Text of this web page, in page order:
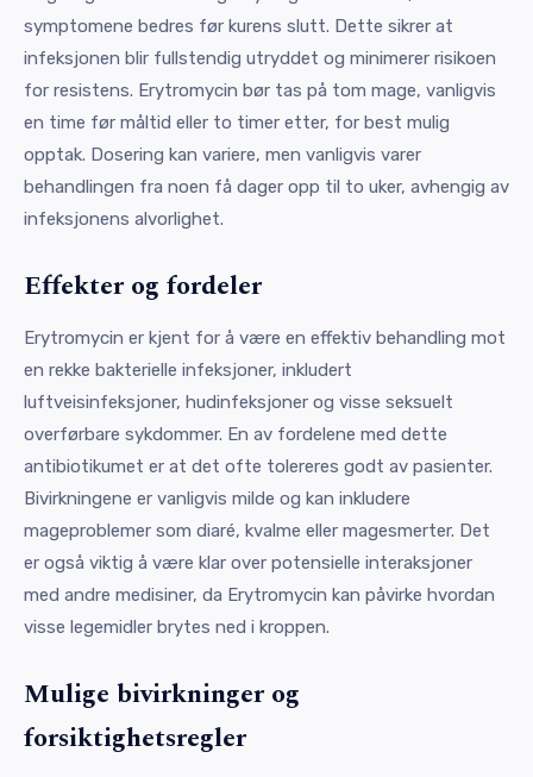
symptomene bedres før kurens slutt. Dette sikrer at
infeksjonen blir fullstendig utryddet og minimerer risikoen
for resistens. Erytromycin bør tas på tom mage, vanligvis
en time før måltid eller to timer etter, for best mulig
opptak. Dosering kan variere, men vanligvis varer
behandlingen fra noen få dager opp til to uker, avhengig av
infeksjonens alvorlighet.
Effekter og fordeler
Erytromycin er kjent for å være en effektiv behandling mot
en rekke bakterielle infeksjoner, inkludert
luftveisinfeksjoner, hudinfeksjoner og visse seksuelt
overførbare sykdommer. En av fordelene med dette
antibiotikumet er at det ofte tolereres godt av pasienter.
Bivirkningene er vanligvis milde og kan inkludere
mageproblemer som diaré, kvalme eller magesmerter. Det
er også viktig å være klar over potensielle interaksjoner
med andre medisiner, da Erytromycin kan påvirke hvordan
visse legemidler brytes ned i kroppen.
Mulige bivirkninger og
forsiktighetsregler